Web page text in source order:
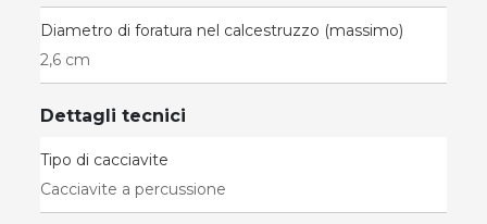
Diametro di foratura nel calcestruzzo (massimo)
2,6 cm
Dettagli tecnici
Tipo di cacciavite
Cacciavite a percussione